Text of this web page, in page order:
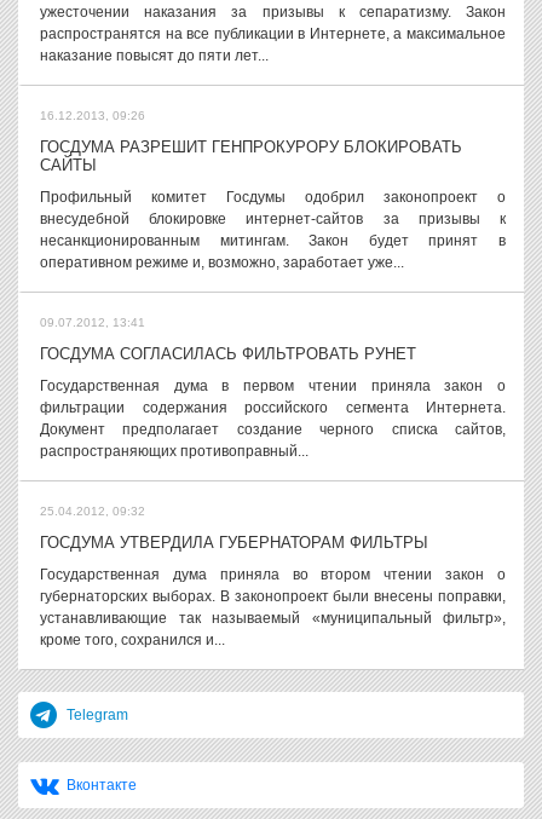
ужесточении наказания за призывы к сепаратизму. Закон
распространятся на все публикации в Интернете, а максимальное
наказание повысят до пяти лет...
16.12.2013, 09:26
ГОСДУМА РАЗРЕШИТ ГЕНПРОКУРОРУ БЛОКИРОВАТЬ
САЙТЫ
Профильный комитет Госдумы одобрил законопроект о
внесудебной блокировке интернет-сайтов за призывы к
несанкционированным митингам. Закон будет принят в
оперативном режиме и, возможно, заработает уже...
09.07.2012, 13:41
ГОСДУМА СОГЛАСИЛАСЬ ФИЛЬТРОВАТЬ РУНЕТ
Государственная дума в первом чтении приняла закон о
фильтрации содержания российского сегмента Интернета.
Документ предполагает создание черного списка сайтов,
распространяющих противоправный...
25.04.2012, 09:32
ГОСДУМА УТВЕРДИЛА ГУБЕРНАТОРАМ ФИЛЬТРЫ
Государственная дума приняла во втором чтении закон о
губернаторских выборах. В законопроект были внесены поправки,
устанавливающие так называемый «муниципальный фильтр»,
кроме того, сохранился и...
Telegram
Вконтакте